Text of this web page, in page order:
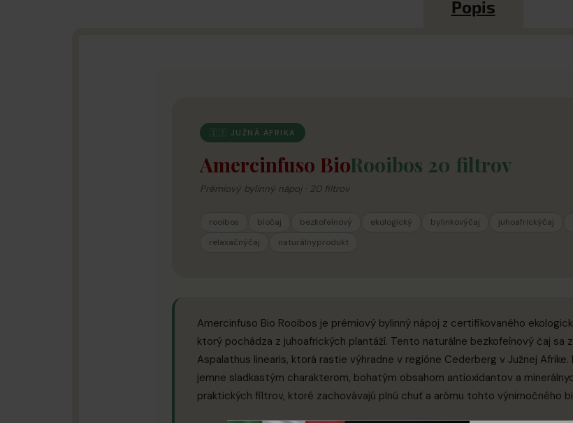
Popis
🇮🇹 JUŽNÁ AFRIKA
Amercinfuso BioRooibos 20 filtrov
Prémiový bylinný nápoj · 20 filtrov
rooibos biočaj bezkofeínový ekologický bylinkovýčaj juhoafrickýčaj
relaxačnýčaj
naturálnyprodukt
Amercinfuso Bio Rooibos je prémiový bylinný nápoj z certifikovaného
ktorý pochádza z juhoafrických plantáží. Tento naturálne bezkofeínový čaj sa
Aspalathus linearis, ktorá rastie výhradne v regióne Cederberg v Južnej
jemne sladkastým charakterom, bohatým obsahom antioxidantov a
praktických filtrov, ktoré zachovávajú plnú chuť a arómu tohto výnimočného